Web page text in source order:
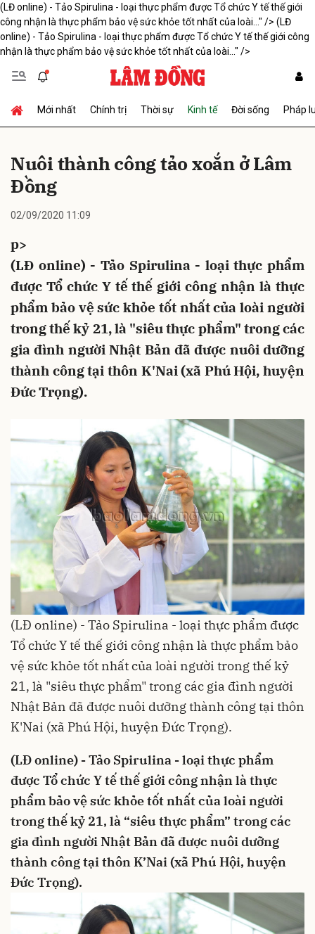
(LĐ online) - Tảo Spirulina - loại thực phẩm được Tổ chức Y tế thế giới
công nhận là thực phẩm bảo vệ sức khỏe tốt nhất của loài..." /> (LĐ
online) - Tảo Spirulina - loại thực phẩm được Tổ chức Y tế thế giới công
nhận là thực phẩm bảo vệ sức khỏe tốt nhất của loài..." />
Mới nhất Chính trị Thời sự Kinh tế Đời sống Pháp
Nuôi thành công tảo xoắn ở Lâm
Đồng
02/09/2020 11:09
p>
(LĐ online) - Tảo Spirulina - loại thực phẩm
được Tổ chức Y tế thế giới công nhận là thực
phẩm bảo vệ sức khỏe tốt nhất của loài người
trong thế kỷ 21, là "siêu thực phẩm" trong các
gia đình người Nhật Bản đã được nuôi dưỡng
thành công tại thôn K'Nai (xã Phú Hội, huyện
Đức Trọng).
(LĐ online) - Tảo Spirulina - loại thực phẩm được
Tổ chức Y tế thế giới công nhận là thực phẩm bảo
vệ sức khỏe tốt nhất của loài người trong thế kỷ
21, là "siêu thực phẩm" trong các gia đình người
Nhật Bản đã được nuôi dưỡng thành công tại thôn
K'Nai (xã Phú Hội, huyện Đức Trọng).
(LĐ online) - Tảo Spirulina - loại thực phẩm
được Tổ chức Y tế thế giới công nhận là thực
phẩm bảo vệ sức khỏe tốt nhất của loài người
trong thế kỷ 21, là “siêu thực phẩm” trong các
gia đình người Nhật Bản đã được nuôi dưỡng
thành công tại thôn K’Nai (xã Phú Hội, huyện
Đức Trọng).
Gửi bình luận